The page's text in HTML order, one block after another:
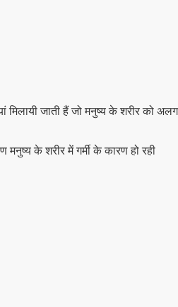
मिलायी जाती हैं जो मनुष्य के शरीर को अलग
के शरीर में गर्मी के कारण हो रही